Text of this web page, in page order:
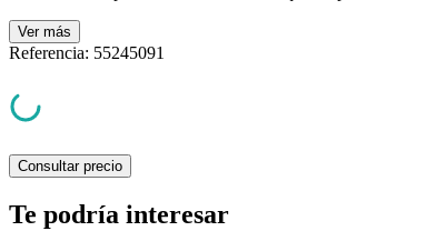
Ver más
Referencia: 55245091
Consultar precio
Te podría interesar